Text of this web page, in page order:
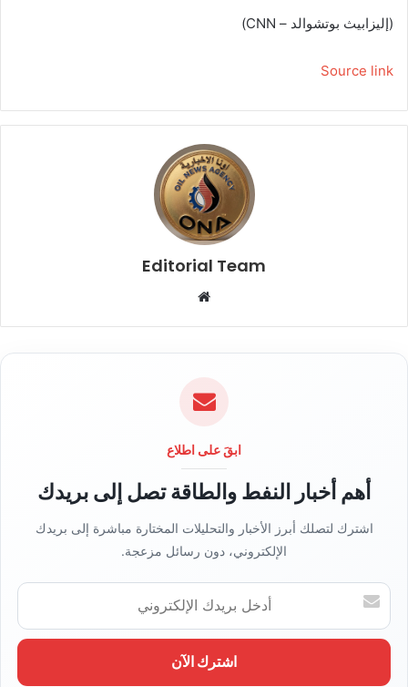
(إليزابيث بوتشوالد – CNN)
Source link
Editorial Team
ل
ي
ب
ابقَ على اطلاع
أهم أخبار النفط والطاقة تصل إلى بريدك
اشترك لتصلك أبرز الأخبار والتحليلات المختارة مباشرة إلى بريدك
الإلكتروني، دون رسائل مزعجة.
أ
خ
ل